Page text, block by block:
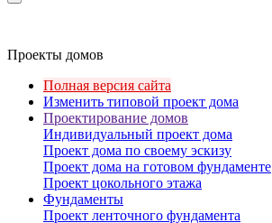
Проекты домов
Полная версия сайта
Изменить типовой проект дома
Проектирование домов
Индивидуальный проект дома
Проект дома по своему эскизу
Проект дома на готовом фундаменте
Проект цокольного этажа
Фундаменты
Проект ленточного фундамента